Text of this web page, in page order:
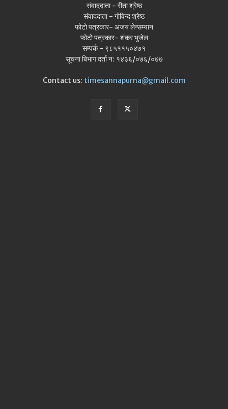
संवाददाता - रीता श्रेष्ठ
संवाददाता - गोविन्द श्रेष्ठ
फोटो पत्रकार- अजय लेन्सम्यान
फोटो पत्रकार- शंकर भुजेल
सम्पर्क - ९८५११५०४७१
सूचना बिभाग दर्ता न: १४३६/०७६/०७७
Contact us: timesannapurna@gmail.com